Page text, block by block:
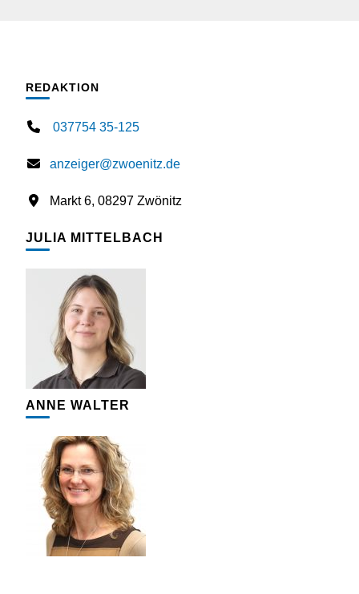
REDAKTION
037754 35-125
anzeiger@zwoenitz.de
Markt 6, 08297 Zwönitz
JULIA MITTELBACH
ANNE WALTER